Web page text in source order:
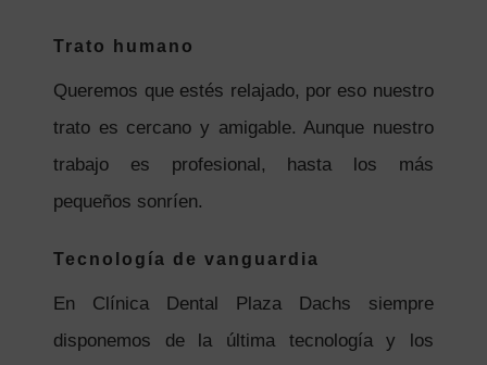
Trato humano
Queremos que estés relajado, por eso nuestro
trato es cercano y amigable. Aunque nuestro
trabajo es profesional, hasta los más
pequeños sonríen.
Tecnología de vanguardia
En Clínica Dental Plaza Dachs siempre
disponemos de la última tecnología y los